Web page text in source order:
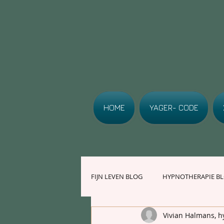
HOME YAGER- CODE
FIJN LEVEN BLOG HYPNOTHERAPIE
Vivian Halmans,